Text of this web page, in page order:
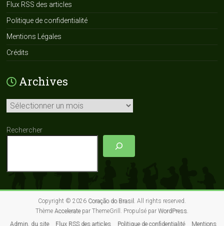
Flux RSS des articles
Politique de confidentialité
Mentions Légales
Crédits
Archives
Archives
Rechercher
Copyright © 2026 Coração do Brasil . All rights reserved.
Thème Acceleratepar ThemeGrill. Propulsé par WordPress.
Admin. du site
Flux RSS des articles Politique de confidentialité Mentions